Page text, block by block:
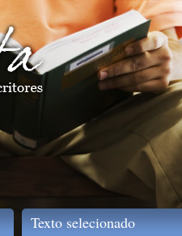
Texto selecionado